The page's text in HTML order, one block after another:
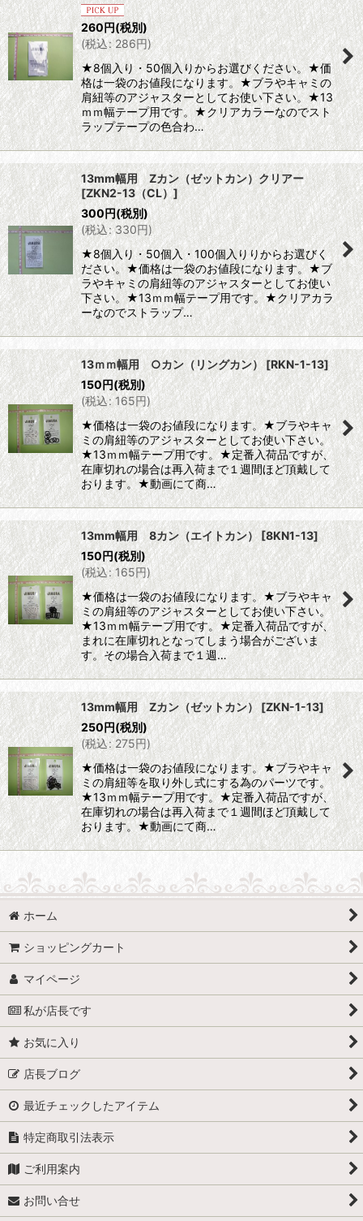
260円(税別)
(税込: 286円)
★8個入り・50個入りからお選びください。★価
格は一袋のお値段になります。★ブラやキャミの
肩紐等のアジャスターとしてお使い下さい。★13
ｍｍ幅テープ用です。★クリアカラーなのでスト
ラップテープの色合わ…
13mm幅用 Zカン（ゼットカン）クリアー
[ZKN2-13（CL）]
300円(税別)
(税込: 330円)
★8個入り・50個入・100個入りりからお選びく
ださい。★価格は一袋のお値段になります。★ブ
ラやキャミの肩紐等のアジャスターとしてお使い
下さい。★13ｍｍ幅テープ用です。★クリアカラ
ーなのでストラップ…
13ｍｍ幅用 ○カン（リングカン） [RKN-1-13]
150円(税別)
(税込: 165円)
★価格は一袋のお値段になります。★ブラやキャ
ミの肩紐等のアジャスターとしてお使い下さい。
★13ｍｍ幅テープ用です。★定番入荷品ですが、
在庫切れの場合は再入荷まで１週間ほど頂戴して
おります。★動画にて商…
13mm幅用 8カン（エイトカン） [8KN1-13]
150円(税別)
(税込: 165円)
★価格は一袋のお値段になります。★ブラやキャ
ミの肩紐等のアジャスターとしてお使い下さい。
★13ｍｍ幅テープ用です。★定番入荷品ですが、
まれに在庫切れとなってしまう場合がございま
す。その場合入荷まで１週…
13mm幅用 Zカン（ゼットカン） [ZKN-1-13]
250円(税別)
(税込: 275円)
★価格は一袋のお値段になります。★ブラやキャ
ミの肩紐等を取り外し式にする為のパーツです。
★13ｍｍ幅テープ用です。★定番入荷品ですが、
在庫切れの場合は再入荷まで１週間ほど頂戴して
おります。★動画にて商…
ホーム
ショッピングカート
マイページ
私が店長です
お気に入り
店長ブログ
最近チェックしたアイテム
特定商取引法表示
ご利用案内
お問い合せ